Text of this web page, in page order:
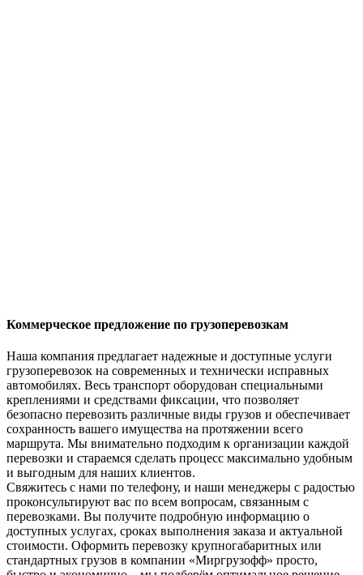
Коммерческое предложение по грузоперевозкам
Наша компания предлагает надежные и доступные услуги
грузоперевозок на современных и технически исправных
автомобилях. Весь транспорт оборудован специальными
креплениями и средствами фиксации, что позволяет
безопасно перевозить различные виды грузов и обеспечивает
сохранность вашего имущества на протяжении всего
маршрута. Мы внимательно подходим к организации каждой
перевозки и стараемся сделать процесс максимально удобным
и выгодным для наших клиентов.
Свяжитесь с нами по телефону, и наши менеджеры с радостью
проконсультируют вас по всем вопросам, связанным с
перевозками. Вы получите подробную информацию о
доступных услугах, сроках выполнения заказа и актуальной
стоимости. Оформить перевозку крупногабаритных или
стандартных грузов в компании «Миргрузофф» просто,